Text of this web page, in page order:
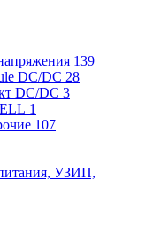
139
DC/DC 28
DC/DC 3
1
107
УЗИП,